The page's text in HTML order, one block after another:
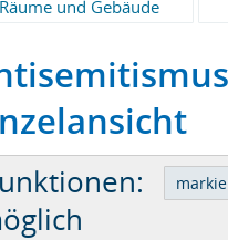
Räume und Gebäude